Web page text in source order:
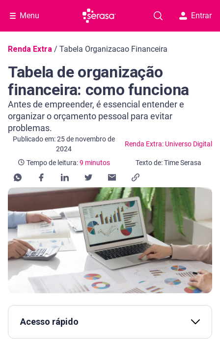
Menu Entrar
Navegação do blog
Renda Extra / Tabela Organizacao Financeira
Tabela de organização
financeira: como funciona
Antes de empreender, é essencial entender e
organizar o orçamento pessoal para evitar
problemas.
Publicado em: 25 de novembro de
2024
Renda Extra: Universo Digital
Categoria Renda Extra: Universo Digital
Tempo de leitura:9 minutos
Tempo de leitura: 9 minutos
Texto de: Time Serasa
Acesso rápido